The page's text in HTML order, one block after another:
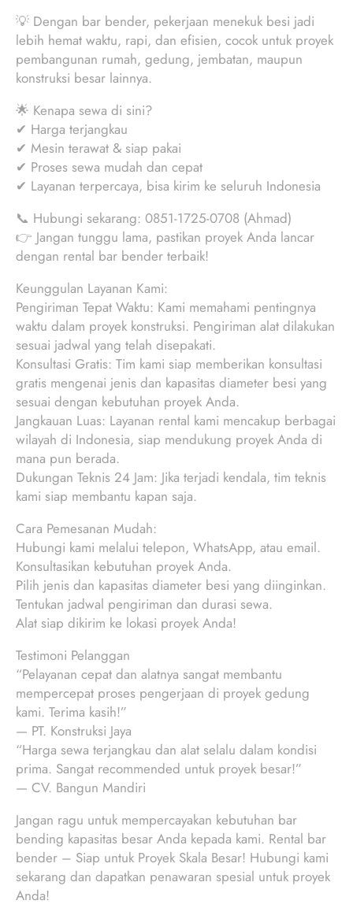
💡 Dengan bar bender, pekerjaan menekuk besi jadi
lebih hemat waktu, rapi, dan efisien, cocok untuk proyek
pembangunan rumah, gedung, jembatan, maupun
konstruksi besar lainnya.
🌟 Kenapa sewa di sini?
✔ Harga terjangkau
✔ Mesin terawat & siap pakai
✔ Proses sewa mudah dan cepat
✔ Layanan terpercaya, bisa kirim ke seluruh Indonesia
📞 Hubungi sekarang: 0851-1725-0708 (Ahmad)
👉 Jangan tunggu lama, pastikan proyek Anda lancar
dengan rental bar bender terbaik!
Keunggulan Layanan Kami:
Pengiriman Tepat Waktu: Kami memahami pentingnya
waktu dalam proyek konstruksi. Pengiriman alat dilakukan
sesuai jadwal yang telah disepakati.
Konsultasi Gratis: Tim kami siap memberikan konsultasi
gratis mengenai jenis dan kapasitas diameter besi yang
sesuai dengan kebutuhan proyek Anda.
Jangkauan Luas: Layanan rental kami mencakup berbagai
wilayah di Indonesia, siap mendukung proyek Anda di
mana pun berada.
Dukungan Teknis 24 Jam: Jika terjadi kendala, tim teknis
kami siap membantu kapan saja.
Cara Pemesanan Mudah:
Hubungi kami melalui telepon, WhatsApp, atau email.
Konsultasikan kebutuhan proyek Anda.
Pilih jenis dan kapasitas diameter besi yang diinginkan.
Tentukan jadwal pengiriman dan durasi sewa.
Alat siap dikirim ke lokasi proyek Anda!
Testimoni Pelanggan
“Pelayanan cepat dan alatnya sangat membantu
mempercepat proses pengerjaan di proyek gedung
kami. Terima kasih!”
— PT. Konstruksi Jaya
“Harga sewa terjangkau dan alat selalu dalam kondisi
prima. Sangat recommended untuk proyek besar!”
— CV. Bangun Mandiri
Jangan ragu untuk mempercayakan kebutuhan bar
bending kapasitas besar Anda kepada kami. Rental bar
bender – Siap untuk Proyek Skala Besar! Hubungi kami
sekarang dan dapatkan penawaran spesial untuk proyek
Anda!